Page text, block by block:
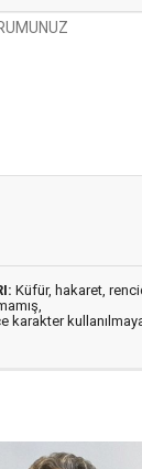
Küfür, hakaret,
karakter